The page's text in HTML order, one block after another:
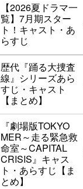
【2026夏ドラマ一
覧】7月期スター
ト！キャスト・あ
らすじ
歴代『踊る大捜査
線』シリーズあら
すじ・キャスト
【まとめ】
『劇場版TOKYO
MER～走る緊急救
命室～CAPITAL
CRISIS』キャス
ト・あらすじ【ま
とめ】